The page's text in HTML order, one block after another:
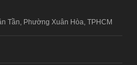
Tần, Phường Xuân Hòa, TPHCM